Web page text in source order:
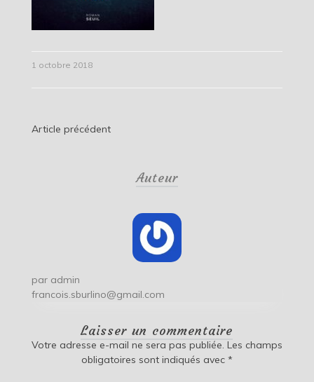
1 octobre 2018
Navigation
Article précédent
Auteur
par admin
francois.sburlino@gmail.com
Laisser un commentaire
Votre adresse e-mail ne sera pas publiée. Les champs
obligatoires sont indiqués avec *